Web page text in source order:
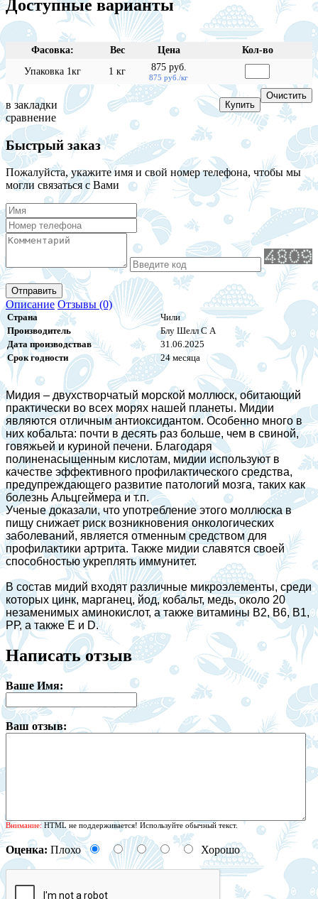
Доступные варианты
Фасовка: Вес Цена
Кол-во
Упаковка 1кг
1 кг 875 руб.
875 руб./кг
в закладки
сравнение
Быстрый заказ
Пожалуйста, укажите имя и свой номер телефона, чтобы мы
могли связаться с Вами
Отправить
Описание Отзывы (0)
Страна
Чили
Производитель
Блу Шелл С А
Дата производствав
31.06.2025
Срок годности
24 месяца
Мидия – двухстворчатый морской моллюск, обитающий
практически во всех морях нашей планеты. Мидии
являются отличным антиоксидантом. Особенно много в
них кобальта: почти в десять раз больше, чем в свиной,
говяжьей и куриной печени. Благодаря
полиненасыщенным кислотам, мидии используют в
качестве эффективного профилактического средства,
предупреждающего развитие патологий мозга, таких как
болезнь Альцгеймера и т.п.
Ученые доказали, что употребление этого моллюска в
пищу снижает риск возникновения онкологических
заболеваний, является отменным средством для
профилактики артрита. Также мидии славятся своей
способностью укреплять иммунитет.
В состав мидий входят различные микроэлементы, среди
которых цинк, марганец, йод, кобальт, медь, около 20
незаменимых аминокислот, а также витамины В2, В6, В1,
РР, а также Е и D.
Написать отзыв
Ваше Имя:
Ваш отзыв:
Внимание:HTML не поддерживается! Используйте обычный текст.
Оценка: Плохо Хорошо